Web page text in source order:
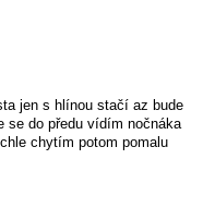
jen s hlínou stačí az bude
se do předu vídím nočnáka
chytím potom pomalu